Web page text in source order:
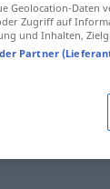
Geolocation-Daten
Zugriff auf
und Inhalten,
Partner